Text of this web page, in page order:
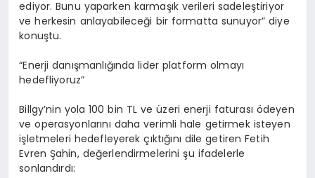
ediyor. Bunu yaparken karmaşık verileri sadeleştiriyor
ve herkesin anlayabileceği bir formatta sunuyor” diye
konuştu.
“Enerji danışmanlığında lider platform olmayı
hedefliyoruz”
Billgy’nin yola 100 bin TL ve üzeri enerji faturası ödeyen
ve operasyonlarını daha verimli hale getirmek isteyen
işletmeleri hedefleyerek çıktığını dile getiren Fetih
Evren Şahin, değerlendirmelerini şu ifadelerle
sonlandırdı: